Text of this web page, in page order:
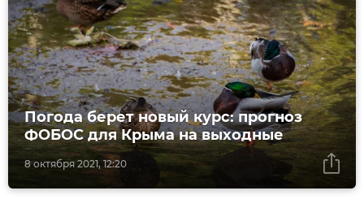
8 октября 2021, 12:20
Погода берет новый курс: прогноз
ФОБОС для Крыма на выходные